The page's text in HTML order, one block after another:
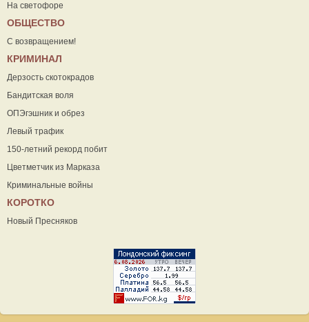
На светофоре
ОБЩЕСТВО
С возвращением!
КРИМИНАЛ
Дерзость скотокрадов
Бандитская воля
ОПЭгэшник и обрез
Левый трафик
150-летний рекорд побит
Цветметчик из Марказа
Криминальные войны
КОРОТКО
Новый Пресняков